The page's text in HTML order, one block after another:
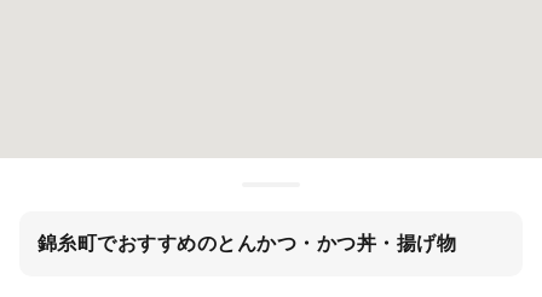
錦糸町でおすすめのとんかつ・かつ丼・揚げ物